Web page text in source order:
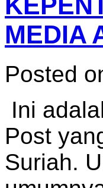
MEDIA
Posted
Ini
Post
Suriah.